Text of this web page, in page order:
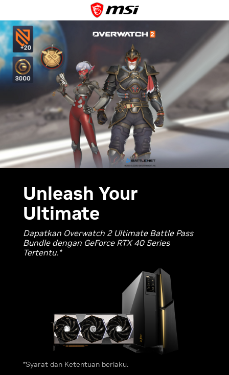
Unleash Your
Ultimate
Dapatkan Overwatch 2 Ultimate Battle Pass
Bundle dengan GeForce RTX 40 Series
Tertentu.*
*Syarat dan Ketentuan berlaku.